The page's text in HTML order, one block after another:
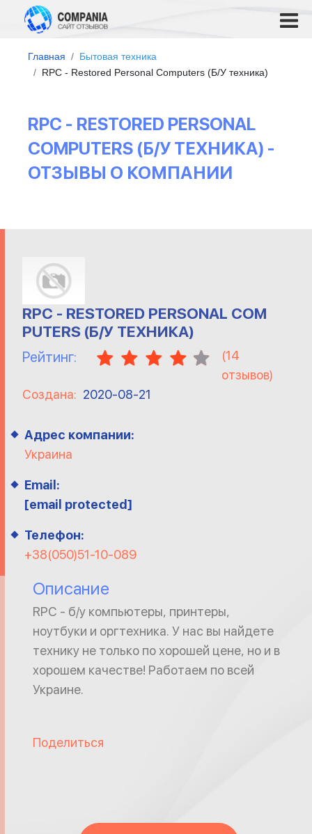
Главная
Бытовая техника
RPC - Restored Personal Computers (Б/У техника)
RPC - RESTORED PERSONAL
COMPUTERS (Б/У ТЕХНИКА) -
ОТЗЫВЫ О КОМПАНИИ
RPC - RESTORED PERSONAL COM
PUTERS (Б/У ТЕХНИКА)
Рейтинг: (14
отзывов)
Создана: 2020-08-21
Адрес компании:
Украина
Email:
[email protected]
Телефон:
+38(050)51-10-089
Описание
RPC - б/у компьютеры, принтеры,
ноутбуки и оргтехника. У нас вы найдете
технику не только по хорошей цене, но и в
хорошем качестве! Работаем по всей
Украине.
Поделиться